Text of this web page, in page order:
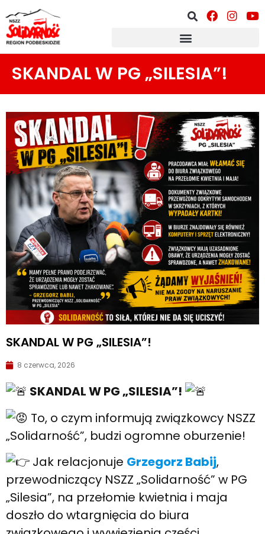
SKANDAL W PG „SILESIA”!
SKANDAL W PG „SILESIA”!
8 czerwca, 2026
SKANDAL W PG „SILESIA”!
To, o czym informują związkowcy NSZZ
„Solidarność”, budzi ogromne oburzenie!
Jak relacjonuje Grzegorz Babij,
przewodniczący NSZZ „Solidarność” w PG
„Silesia”, na przełomie kwietnia i maja
doszło do wtargnięcia do biura